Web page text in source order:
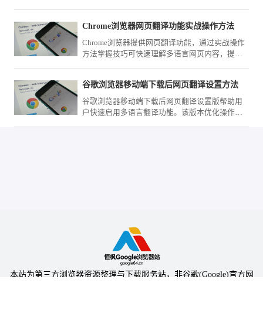
Chrome浏览器网页翻译功能实战操作方法
Chrome浏览器提供网页翻译功能，通过实战操作
方法掌握技巧可快速理解多语言网页内容，提高
谷歌浏览器移动端下载后网页翻译设置方法
谷歌浏览器移动端下载后网页翻译设置版帮助用
户快速启用多语言翻译功能。该版本优化操作流
本站为第三方浏览器资源整理与下载服务站，非谷歌(Google)官方网